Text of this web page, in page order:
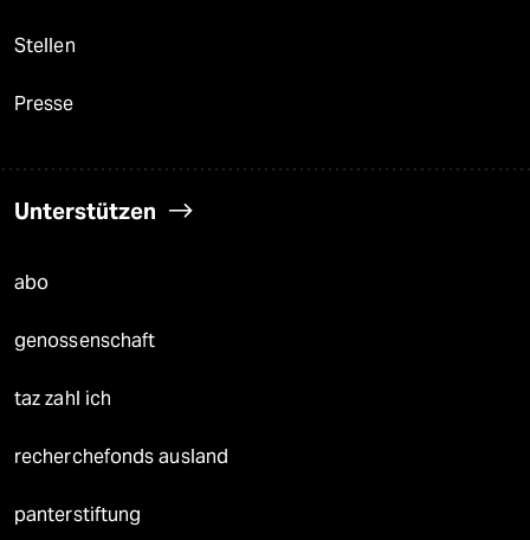
Stellen
Presse
Unterstützen
abo
genossenschaft
taz zahl ich
recherchefonds ausland
panterstiftung